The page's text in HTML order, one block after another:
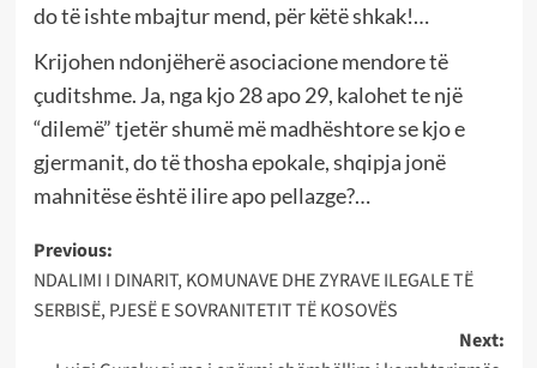
do të ishte mbajtur mend, për këtë shkak!…
Krijohen ndonjëherë asociacione mendore të
çuditshme. Ja, nga kjo 28 apo 29, kalohet te një
“dilemë” tjetër shumë më madhështore se kjo e
gjermanit, do të thosha epokale, shqipja jonë
mahnitëse është ilire apo pellazge?…
Post
navigation
Previous:
NDALIMI I DINARIT, KOMUNAVE DHE ZYRAVE ILEGALE TË
SERBISË, PJESË E SOVRANITETIT TË KOSOVËS
Next: